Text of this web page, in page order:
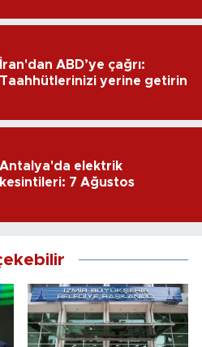
İran'dan ABD’ye çağrı:
Taahhütlerinizi yerine getirin
Antalya'da elektrik
kesintileri: 7 Ağustos